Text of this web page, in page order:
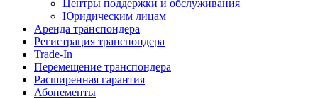
Центры поддержки и обслуживания
Юридическим лицам
Аренда транспондера
Регистрация транспондера
Trade-In
Перемещение транспондера
Расширенная гарантия
Абонементы